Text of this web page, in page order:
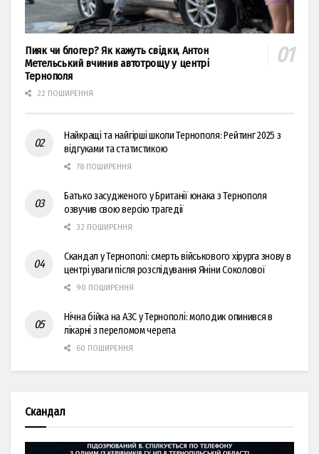
Пияк чи блогер? Як кажуть свідки, Антон
Метельський вчинив автотрощу у центрі
Тернополя
22 ПОШИРЕННЯ
Найкращі та найгірші школи Тернополя: Рейтинг 2025 з
відгуками та статистикою
78 ПОШИРЕННЯ
Батько засудженого у Британії юнака з Тернополя
озвучив свою версію трагедії
32 ПОШИРЕННЯ
Скандал у Тернополі: смерть військового хірурга знову в
центрі уваги після розслідування Яніни Соколової
90 ПОШИРЕННЯ
Нічна бійка на АЗС у Тернополі: молодик опинився в
лікарні з переломом черепа
60 ПОШИРЕННЯ
Скандал